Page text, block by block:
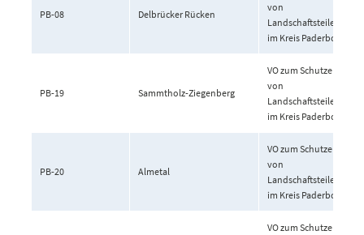
PB-08 Delbrücker Rücken
von
Landschaftsteilen
im Kreis Paderborn
PB-19 Sammtholz-Ziegenberg
VO zum Schutze
von
Landschaftsteilen
im Kreis Paderborn
PB-20 Almetal
VO zum Schutze
von
Landschaftsteilen
im Kreis Paderborn
VO zum Schutze